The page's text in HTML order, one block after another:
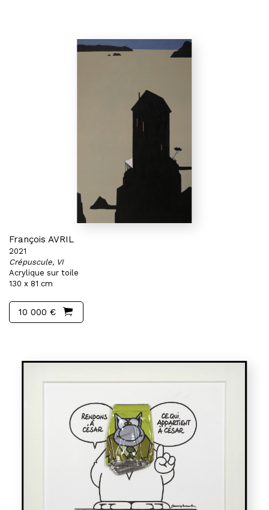
François AVRIL
2021
Crépuscule, VI
Acrylique sur toile
130 x 81 cm
10 000 €